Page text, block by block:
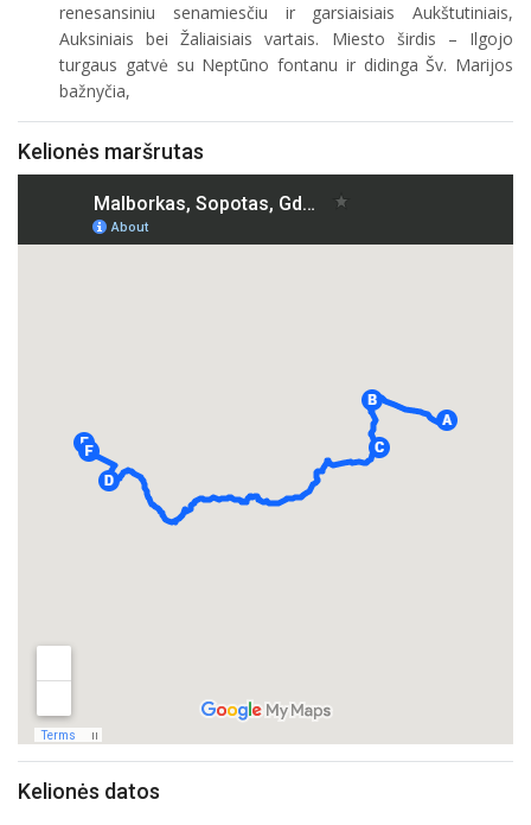
renesansiniu senamiesčiu ir garsiaisiais Aukštutiniais,
Auksiniais bei Žaliaisiais vartais. Miesto širdis – Ilgojo
turgaus gatvė su Neptūno fontanu ir didinga Šv. Marijos
bažnyčia,
Kelionės maršrutas
Kelionės datos